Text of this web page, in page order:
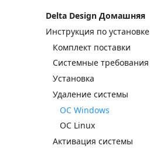
Delta Design Домашняя
Инструкция по установке
Комплект поставки
Системные требования
Установка
Удаление системы
ОС Windows
ОС Linux
Активация системы